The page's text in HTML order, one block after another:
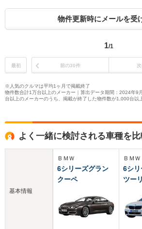
物件更新時にメールを受
1/1
最初 前の30件
※人気のクルマは平均1ヶ月で掲載終了
物件数合計1万台以上のメーカー｜算出データ期間：2024年9
台以上のメーカーのうち、掲載が終了した物件数が1,000台以
よく一緒に検討される車種を
基本情報
ＢＭＷ
6シリーズグラン
クーペ
ＢＭＷ
6シリ
ツー